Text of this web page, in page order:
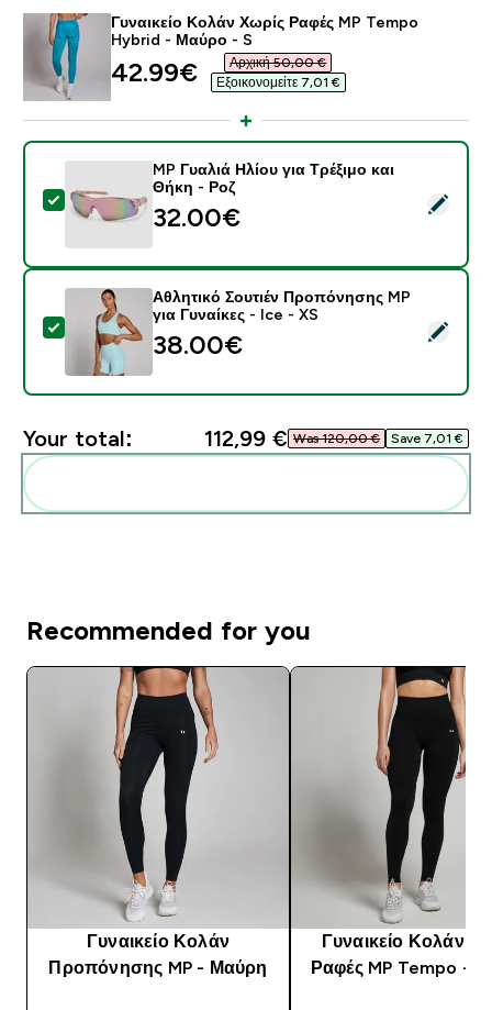
Γυναικείο Κολάν Χωρίς Ραφές MP Tempo
Hybrid - Μαύρο - S
discounted price
42.99€‎
Αρχική 50,00 €‎
Εξοικονομείτε 7,01 €‎
Select this product - MP Γυαλιά Ηλίου για Τρέξιμο
MP Γυαλιά Ηλίου για Τρέξιμο και
Θήκη - Ροζ
32.00€‎
Select this product - Αθλητικό Σουτιέν Προπόνησης
Αθλητικό Σουτιέν Προπόνησης MP
για Γυναίκες - Ice - XS
38.00€‎
Your total: 112,99 €‎ Was 120,00 €‎ Save 7,01 €‎
Recommended for you
Γυναικείο Κολάν
Προπόνησης MP - Μαύρη
Γυναικείο Κολάν
Ραφές MP Tempo -